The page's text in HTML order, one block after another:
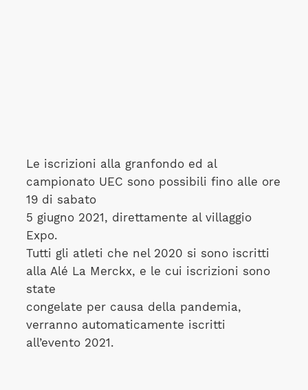
Le iscrizioni alla granfondo ed al
campionato UEC sono possibili fino alle ore
19 di sabato
5 giugno 2021, direttamente al villaggio
Expo.
Tutti gli atleti che nel 2020 si sono iscritti
alla Alé La Merckx, e le cui iscrizioni sono
state
congelate per causa della pandemia,
verranno automaticamente iscritti
all’evento 2021.